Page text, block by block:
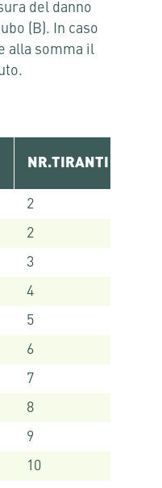
del danno
(B). In caso
alla somma il
NR.TIRANTI
2
2
3
4
5
6
7
8
9
10